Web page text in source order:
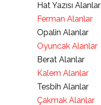
Hat Yazısı Alanlar
Ferman Alanlar
Opalin Alanlar
Oyuncak Alanlar
Berat Alanlar
Kalem Alanlar
Tesbih Alanlar
Çakmak Alanlar